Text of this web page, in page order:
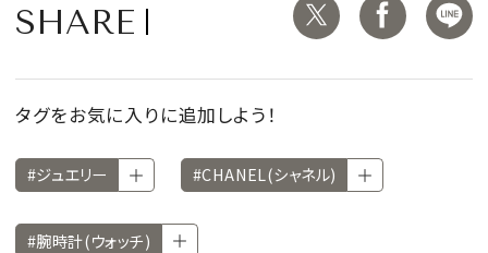
SHARE
タグをお気に入りに追加しよう！
#ジュエリー #CHANEL(シャネル)
#腕時計(ウォッチ)